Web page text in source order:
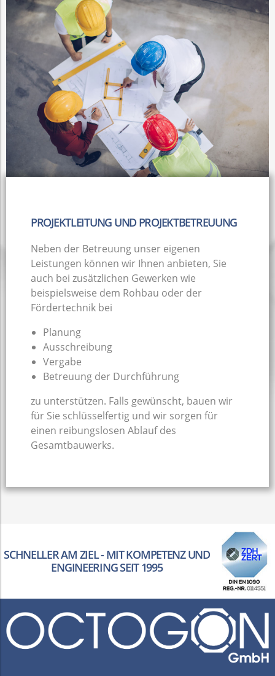
PROJEKTLEITUNG UND PROJEKTBETREUUNG
Neben der Betreuung unser eigenen
Leistungen können wir Ihnen anbieten, Sie
auch bei zusätzlichen Gewerken wie
beispielsweise dem Rohbau oder der
Fördertechnik bei
Planung
Ausschreibung
Vergabe
Betreuung der Durchführung
zu unterstützen. Falls gewünscht, bauen wir
für Sie schlüsselfertig und wir sorgen für
einen reibungslosen Ablauf des
Gesamtbauwerks.
SCHNELLER AM ZIEL - MIT KOMPETENZ UND
ENGINEERING SEIT 1995